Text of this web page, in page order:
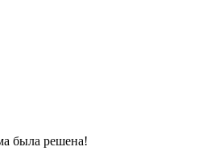
была решена!